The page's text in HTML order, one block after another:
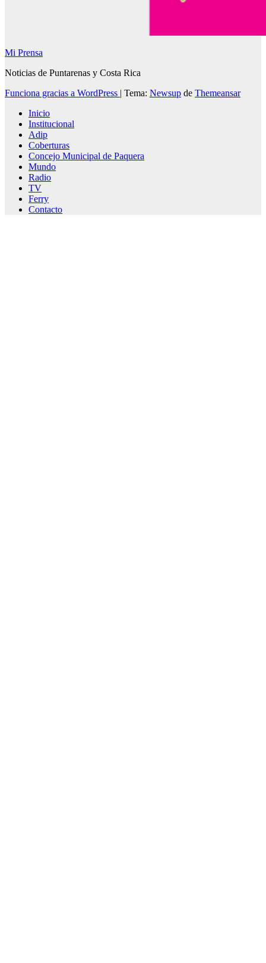
Mi Prensa
Noticias de Puntarenas y Costa Rica
Funciona gracias a WordPress | Tema: Newsup de Themeansar
Inicio
Institucional
Adip
Coberturas
Concejo Municipal de Paquera
Mundo
Radio
TV
Ferry
Contacto